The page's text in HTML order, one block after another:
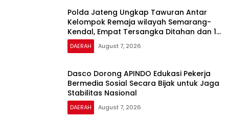
Polda Jateng Ungkap Tawuran Antar
Kelompok Remaja wilayah Semarang-
Kendal, Empat Tersangka Ditahan dan 17
DPO Diburu
DAERAH August 7, 2026
Dasco Dorong APINDO Edukasi Pekerja
Bermedia Sosial Secara Bijak untuk Jaga
Stabilitas Nasional
DAERAH August 7, 2026